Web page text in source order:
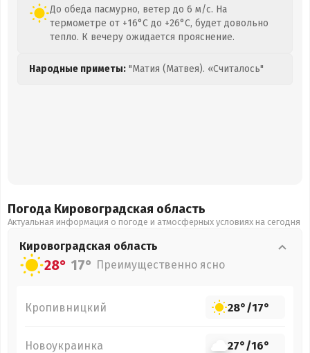
До обеда пасмурно, ветер до 6 м/с. На
термометре от +16°C до +26°C, будет довольно
тепло. К вечеру ожидается прояснение.
Народные приметы: "Матия (Матвея). «Считалось"
Погода Кировоградская область
Актуальная информация о погоде и атмосферных условиях на сегодня
Кировоградская область
28° 17° Преимущественно ясно
Кропивницкий 28°/17°
Новоукраинка 27°/16°